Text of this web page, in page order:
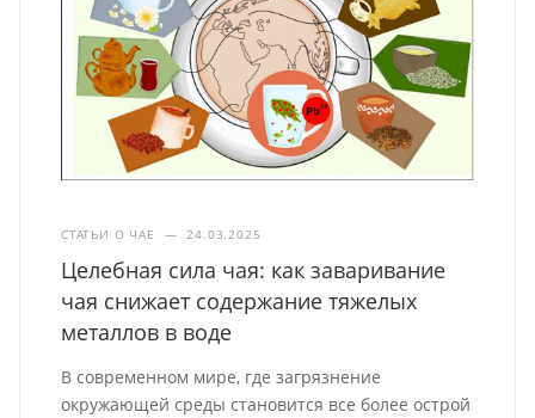
СТАТЬИ О ЧАЕ — 24.03.2025
Целебная сила чая: как заваривание
чая снижает содержание тяжелых
металлов в воде
В современном мире, где загрязнение
окружающей среды становится все более острой